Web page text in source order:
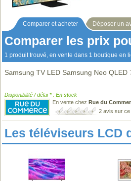
Comparer et acheter Déposer un
Comparer les prix
1 produit trouvé, en vente dans 1 boutique en
Samsung TV LED Samsung Neo
Disponibilité / délai * : En stock
En vente chez Rue du
2 avis sur
Les téléviseurs LCD